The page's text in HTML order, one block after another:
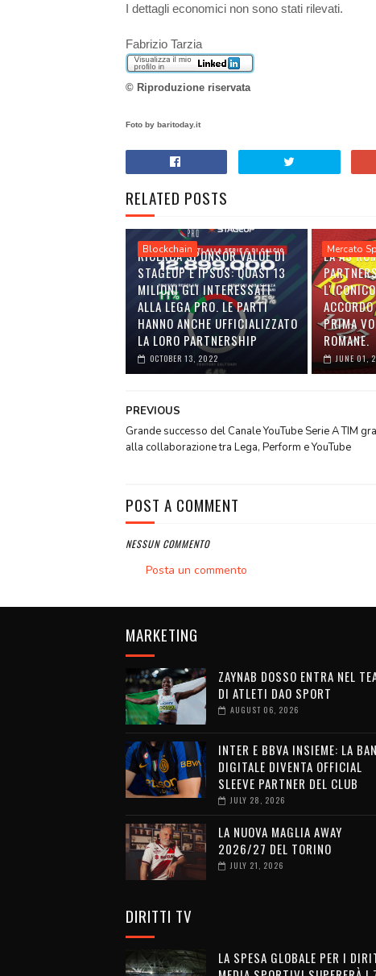
I dettagli economici non sono stati rilevati.
Fabrizio Tarzia
© Riproduzione riservata
Foto by baritoday.it
RELATED POSTS
Blockchain
RICERCA SPONSOR VALUE DI
STAGEUP E IPSOS: QUASI 13
MILIONI GLI INTERESSATI
ALLA LEGA PRO. LE PARTI
HANNO ANCHE UFFICIALIZZATO
LA LORO PARTNERSHIP
OCTOBER 13, 2022
Mercato
LA AS
PRIMA
ROMANE.
JUNE 01,
PREVIOUS
Grande successo del Canale YouTube Serie A TIM
alla collaborazione tra Lega, Perform e YouTube
POST A COMMENT
NESSUN COMMENTO
Posta un commento
MARKETING
ZAYNAB DOSSO ENTRA NEL
DI ATLETI DAO SPORT
AUGUST 06, 2026
INTER E BBVA INSIEME: LA
DIGITALE DIVENTA OFFICIAL
SLEEVE PARTNER DEL CLUB
JULY 28, 2026
LA NUOVA MAGLIA AWAY
2026/27 DEL TORINO
JULY 21, 2026
DIRITTI TV
LA SPESA GLOBALE PER I